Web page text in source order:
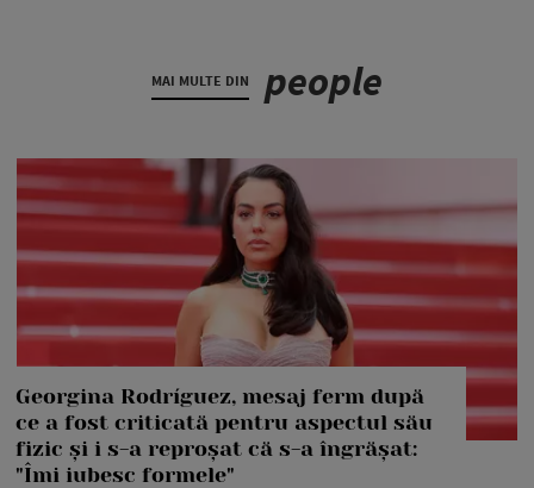
MAI MULTE DIN people
Georgina Rodríguez, mesaj ferm după
ce a fost criticată pentru aspectul său
fizic și i s-a reproșat că s-a îngrășat:
"Îmi iubesc formele"